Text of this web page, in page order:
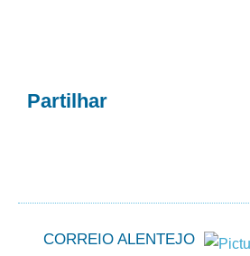
Partilhar
CORREIO ALENTEJO